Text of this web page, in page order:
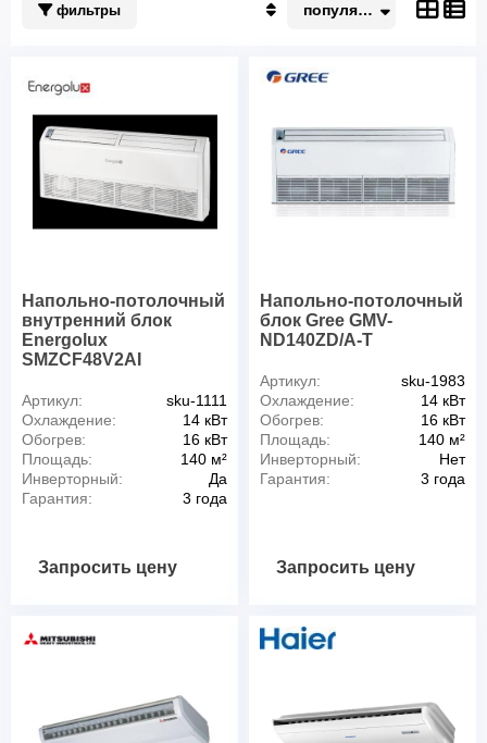
фильтры
Недорогие
популярные
Напольно-потолочный
внутренний блок
Energolux
SMZCF48V2AI
Артикул:
sku-1111
Охлаждение:
14 кВт
Обогрев:
16 кВт
Площадь:
140 м²
Инверторный:
Да
Гарантия:
3 года
Запросить цену
Напольно-потолочный
блок Gree GMV-
ND140ZD/A-T
Артикул:
sku-1983
Охлаждение:
14 кВт
Обогрев:
16 кВт
Площадь:
140 м²
Инверторный:
Нет
Гарантия:
3 года
Запросить цену